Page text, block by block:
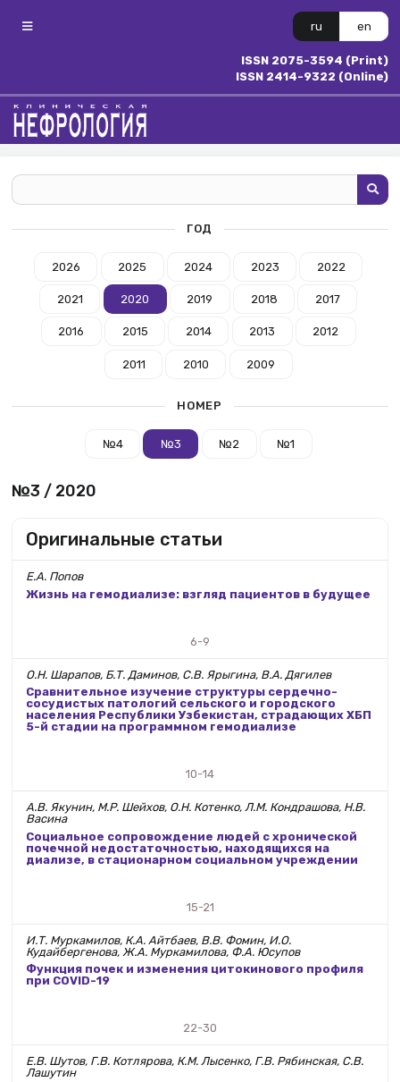
ru en
ISSN 2075-3594 (Print)
ISSN 2414-9322 (Online)
ГОД
2026 2025 2024 2023 2022
2021 2020 2019 2018 2017
2016 2015 2014 2013 2012
2011 2010 2009
НОМЕР
№4 №3 №2 №1
№3 / 2020
Оригинальные статьи
Е.А. Попов
Жизнь на гемодиализе: взгляд пациентов в будущее
6-9
О.Н. Шарапов, Б.Т. Даминов, С.В. Ярыгина, В.А. Дягилев
Сравнительное изучение структуры сердечно-
сосудистых патологий сельского и городского
населения Республики Узбекистан, страдающих ХБП
5-й стадии на программном гемодиализе
10-14
А.В. Якунин, М.Р. Шейхов, О.Н. Котенко, Л.М. Кондрашова, Н.В.
Васина
Социальное сопровождение людей с хронической
почечной недостаточностью, находящихся на
диализе, в стационарном социальном учреждении
15-21
И.Т. Муркамилов, К.А. Айтбаев, В.В. Фомин, И.О.
Кудайбергенова, Ж.А. Муркамилова, Ф.А. Юсупов
Функция почек и изменения цитокинового профиля
при COVID-19
22-30
Е.В. Шутов, Г.В. Котлярова, К.М. Лысенко, Г.В. Рябинская, С.В.
Лашутин